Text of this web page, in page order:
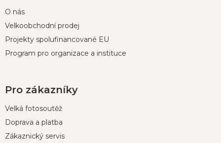
O nás
Velkoobchodní prodej
Projekty spolufinancované EU
Program pro organizace a instituce
Pro zákazníky
Velká fotosoutěž
Doprava a platba
Zákaznický servis